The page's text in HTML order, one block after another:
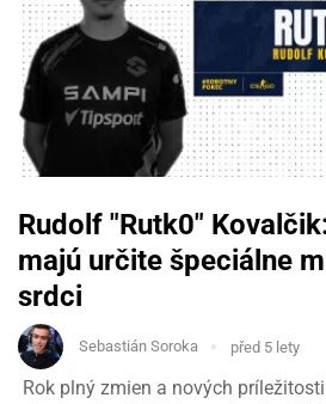
Rudolf "Rutk0"
majú určite špeciálne
srdci
Sebastián Soroka před 5 lety
Rok plný zmien a nových